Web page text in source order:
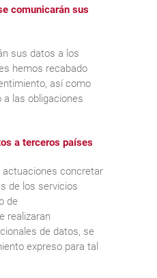
comunicarán sus
sus datos a los
hemos recabado
así como
las obligaciones
a terceros países
actuaciones concretar
de los servicios
de
realizaran
de datos, se
expreso para tal